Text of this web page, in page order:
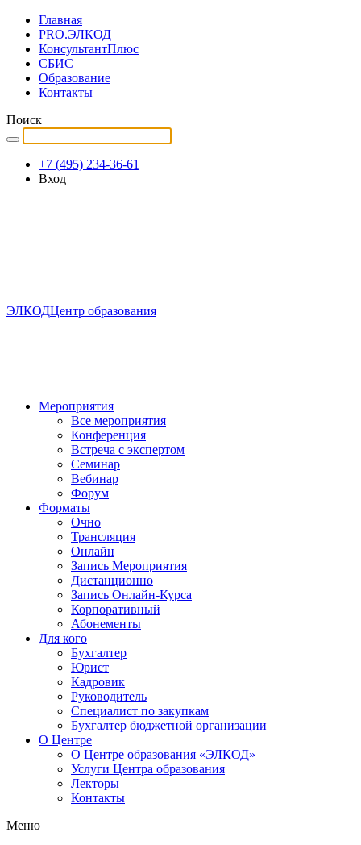
Главная
PRO.ЭЛКОД
КонсультантПлюс
СБИС
Образование
Контакты
Поиск
+7 (495) 234-36-61
Вход
ЭЛКОДЦентр образования
Мероприятия
Все мероприятия
Конференция
Встреча с экспертом
Семинар
Вебинар
Форум
Форматы
Очно
Трансляция
Онлайн
Запись Мероприятия
Дистанционно
Запись Онлайн-Курса
Корпоративный
Абонементы
Для кого
Бухгалтер
Юрист
Кадровик
Руководитель
Специалист по закупкам
Бухгалтер бюджетной организации
О Центре
О Центре образования «ЭЛКОД»
Услуги Центра образования
Лекторы
Контакты
Меню